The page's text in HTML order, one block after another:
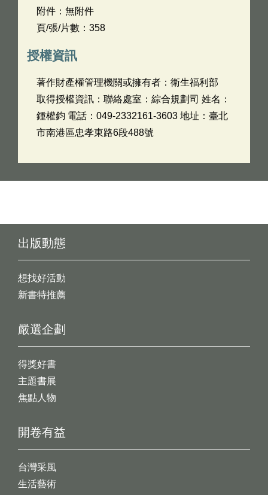
附件：無附件
頁/張/片數：358
授權資訊
著作財產權管理機關或擁有者：衛生福利部
取得授權資訊：聯絡處室：綜合規劃司 姓名：
鍾權鈞 電話：049-2332161-3603 地址：臺北
市南港區忠孝東路6段488號
出版動態
想找好活動
新書特推薦
開卷有益
台灣采風
生活藝術
嚴選企劃
得獎好書
主題書展
焦點人物